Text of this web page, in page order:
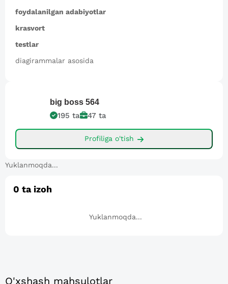
foydalanilgan adabiyotlar
krasvort
testlar
diagirammalar asosida
big boss 564
195 ta 47 ta
Profiliga o'tish
Yuklanmoqda...
0 ta izoh
Yuklanmoqda...
O'xshash mahsulotlar